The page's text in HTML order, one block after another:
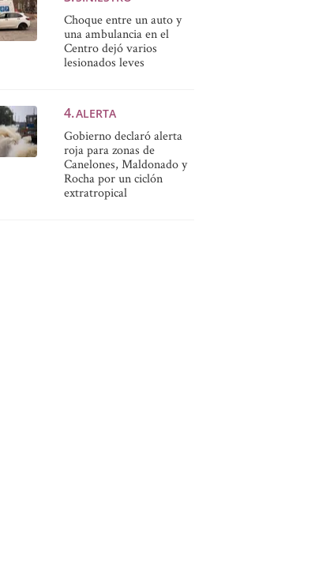
Choque entre un auto y
una ambulancia en el
Centro dejó varios
lesionados leves
ALERTA
Gobierno declaró alerta
roja para zonas de
Canelones, Maldonado y
Rocha por un ciclón
extratropical